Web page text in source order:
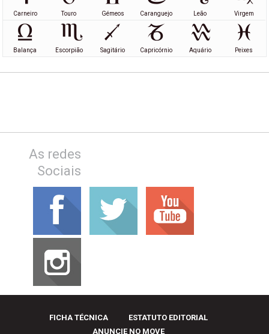
Carneiro Touro Gémeos Caranguejo Leão Virgem
Balança Escorpião Sagitário Capricórnio Aquário Peixes
As redes
Sociais
FICHA TÉCNICA
ESTATUTO EDITORIAL
ANUNCIE NO MOVE